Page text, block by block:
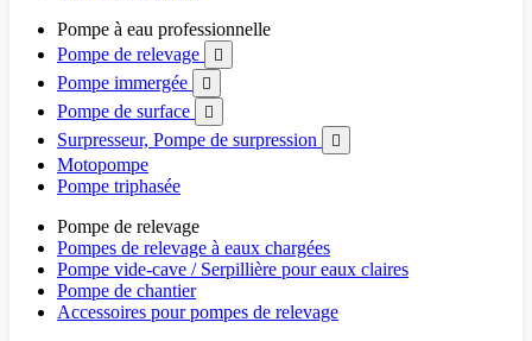
Pompe à eau professionnelle
Pompe de relevage

Pompe immergée 
Pompe de surface 
Surpresseur, Pompe de surpression 
Motopompe
Pompe triphasée
Pompe de relevage
Pompes de relevage à eaux chargées
Pompe vide-cave / Serpillière pour eaux claires
Pompe de chantier
Accessoires pour pompes de relevage